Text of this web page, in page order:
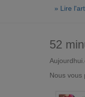
» Lire
52
Nous vous